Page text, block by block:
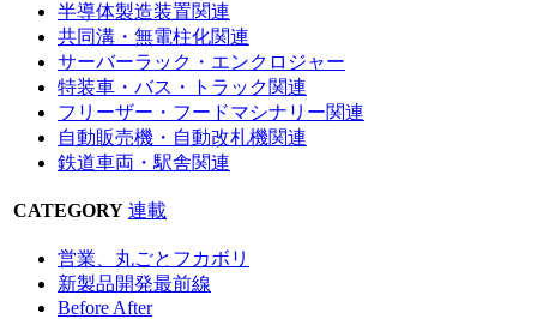
半導体製造装置関連
共同溝・無電柱化関連
サーバーラック・エンクロジャー
特装車・バス・トラック関連
フリーザー・フードマシナリー関連
自動販売機・自動改札機関連
鉄道車両・駅舎関連
CATEGORY 連載
営業、丸ごとフカボリ
新製品開発最前線
Before After